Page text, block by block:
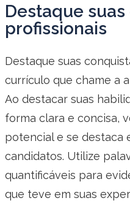
Destaque
profissionais
Destaque suas
currículo que chame a
Ao destacar suas
forma clara e concisa,
potencial e se destaca
candidatos. Utilize
quantificáveis para
que teve em suas